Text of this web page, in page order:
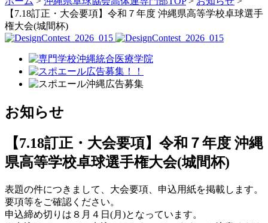
【7.18訂正・大会要項】令和７年度 沖縄県高等学校卓球選手
権大会(城間杯)
お知らせ
【7.18訂正・大会要項】令和７年度 沖縄
県高等学校卓球選手権大会(城間杯)
表題の件につきまして、大会要項、申込用紙を掲載します。
要項等をご確認ください。
申込締め切りは８月４日(月)となっています。